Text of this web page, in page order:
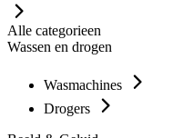
Alle categorieen
Wassen en drogen
Wasmachines
Drogers